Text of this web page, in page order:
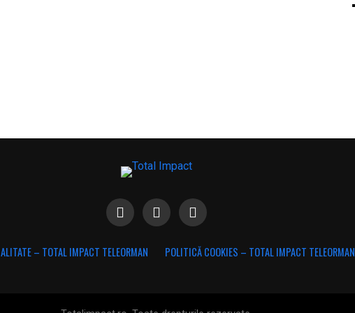
– TOTAL IMPACT TELEORMAN POLITICĂ COOKIES – TOTAL IMPACT TELEORMAN